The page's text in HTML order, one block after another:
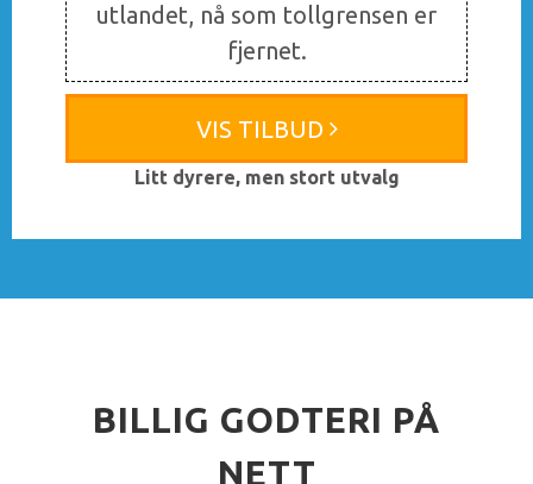
utlandet, nå som tollgrensen er
fjernet.
VIS TILBUD
Litt dyrere, men stort utvalg
BILLIG GODTERI PÅ
NETT